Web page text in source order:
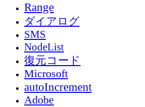
Range
ダイアログ
SMS
NodeList
復元コード
Microsoft
autoIncrement
Adobe